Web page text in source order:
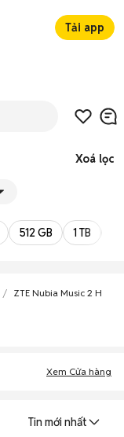
Tải app
Xoá lọc
512 GB 1 TB
ZTE Nubia Music 2 Hòa
Xem Cửa hàng
Tin mới nhất